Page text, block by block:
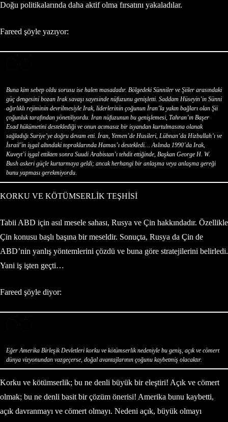
Doğu politikalarında daha aktif olma fırsatını yakaladılar.
Fareed şöyle yazıyor:
Buna kim sebep oldu sorusu ise halen masadadır. Bölgedeki Sünniler ve Şiiler arasındaki
güç dengesini bozan Irak savaşı sayesinde nüfuzunu genişletti. Saddam Hüseyin’in Sünni
ağırlıklı rejiminin devrilmesiyle Irak, liderlerinin çoğunun İran’la yakın bağları olan Şii
çoğunluk tarafından yönetiliyordu. İran nüfuzunun bu genişlemesi, Tahran’ın Başer
Esad hükümetini desteklediği ve onun acımasız bir isyandan kurtulmasına olanak
sağladığı Suriye’ye doğru devam etti. İran, Yemen’de Husileri, Lübnan’da Hizbullah’ı ve
İsrail’in işgal altındaki topraklarında Hamas’ı destekledi… Aslında 1990’da Irak,
Kuveyt’i işgal ettikten sonra Suudi Arabistan’ı tehdit ettiğinde, Başkan George H. W.
Bush askeri güçle kurtarmaya geldi; ancak herhangi bir anlaşma veya anlaşma gereği
bunu yapması gerekmiyordu.
KORKU VE KÖTÜMSERLİK TEŞHİSİ
Tabii ABD için asıl mesele sahası, Rusya ve Çin hakkındadır. Özellikle
Çin konusu başlı başına bir meseldir. Sonuçta, Rusya da Çin de
ABD’nin yanlış yöntemlerini çözdü ve buna göre stratejilerini belirledi.
Yani iş işten geçti…
Fareed şöyle diyor:
Eğer Amerika Birleşik Devletleri korku ve kötümserlik nedeniyle bu geniş, açık ve cömert
dünya vizyonundan vazgeçerse, doğal avantajlarının çoğunu kaybetmiş olacaktır.
Korku ve kötümserlik; bu ne denli büyük bir eleştiri! Açık ve cömert
olmak; bu ne denli basit bir çözüm önerisi! Amerika bunu kaybetti,
açık davranmayı ve cömert olmayı. Nedeni açık, büyük olmayı